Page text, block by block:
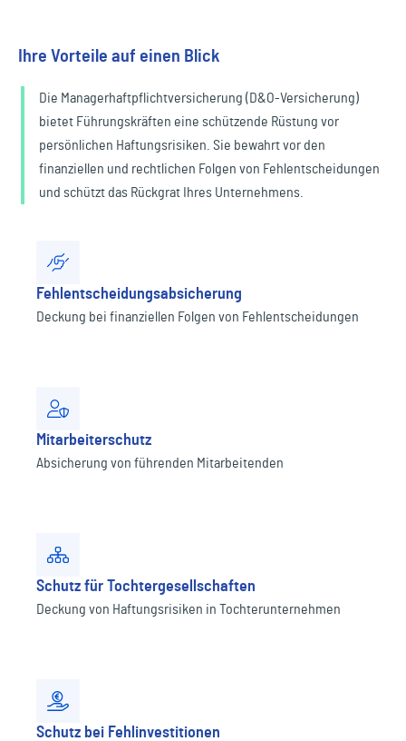
Ihre Vorteile auf einen Blick
Die Managerhaftpflichtversicherung (D&O-Versicherung)
bietet Führungskräften eine schützende Rüstung vor
persönlichen Haftungsrisiken. Sie bewahrt vor den
finanziellen und rechtlichen Folgen von Fehlentscheidungen
und schützt das Rückgrat Ihres Unternehmens.
Fehlentscheidungsabsicherung
Deckung bei finanziellen Folgen von Fehlentscheidungen
Mitarbeiterschutz
Absicherung von führenden Mitarbeitenden
Schutz für Tochtergesellschaften
Deckung von Haftungsrisiken in Tochterunternehmen
Schutz bei Fehlinvestitionen